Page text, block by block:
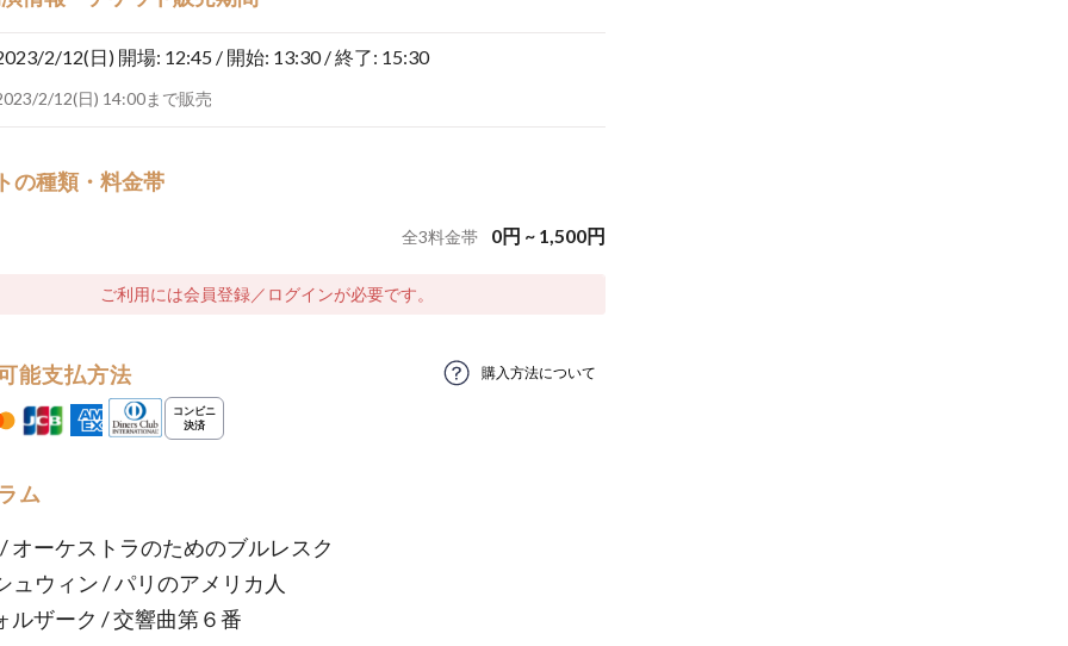
2/12(日) 開場: 12:45 / 開始: 13:30 / 終了: 15:30
2/12(日) 14:00まで販売
の種類・料金帯
全3料金帯 0円 ~ 1,500円
ご利用には会員登録／ログインが必要です。
能支払方法 購入方法について
ム
オーケストラのためのブルレスク
ュウィン / パリのアメリカ人
ルザーク / 交響曲第６番